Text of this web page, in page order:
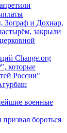
Зограф и Дохиар,
закрыли
Change.org
которые
России"
военные
бороться